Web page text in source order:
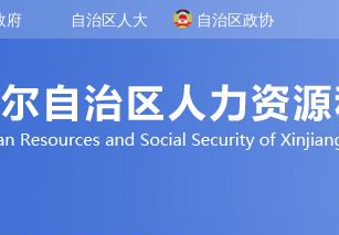
府 自治区人大 自治区政协